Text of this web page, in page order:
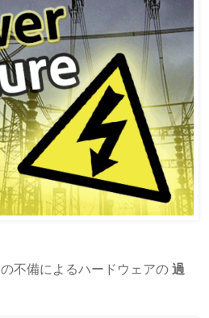
の不備によるハードウェアの 過